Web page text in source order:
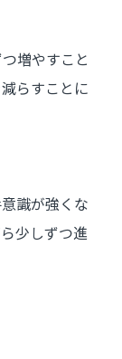
増やすこと
らすことに
識が強くな
少しずつ進